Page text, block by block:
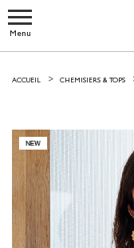
Menu
ACCUEIL CHEMISIERS & TOPS